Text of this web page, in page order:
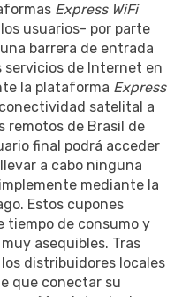
Express WiFi
usuarios- por parte
barrera de entrada
servicios de Internet en
la plataforma Express
satelital a
remotos de Brasil de
final podrá acceder
a cabo ninguna
mediante la
Estos cupones
de consumo y
asequibles. Tras
distribuidores locales
que conectar su